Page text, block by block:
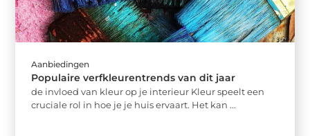
Aanbiedingen
Populaire verfkleurentrends van dit jaar
de invloed van kleur op je interieur Kleur speelt een
cruciale rol in hoe je je huis ervaart. Het kan ...